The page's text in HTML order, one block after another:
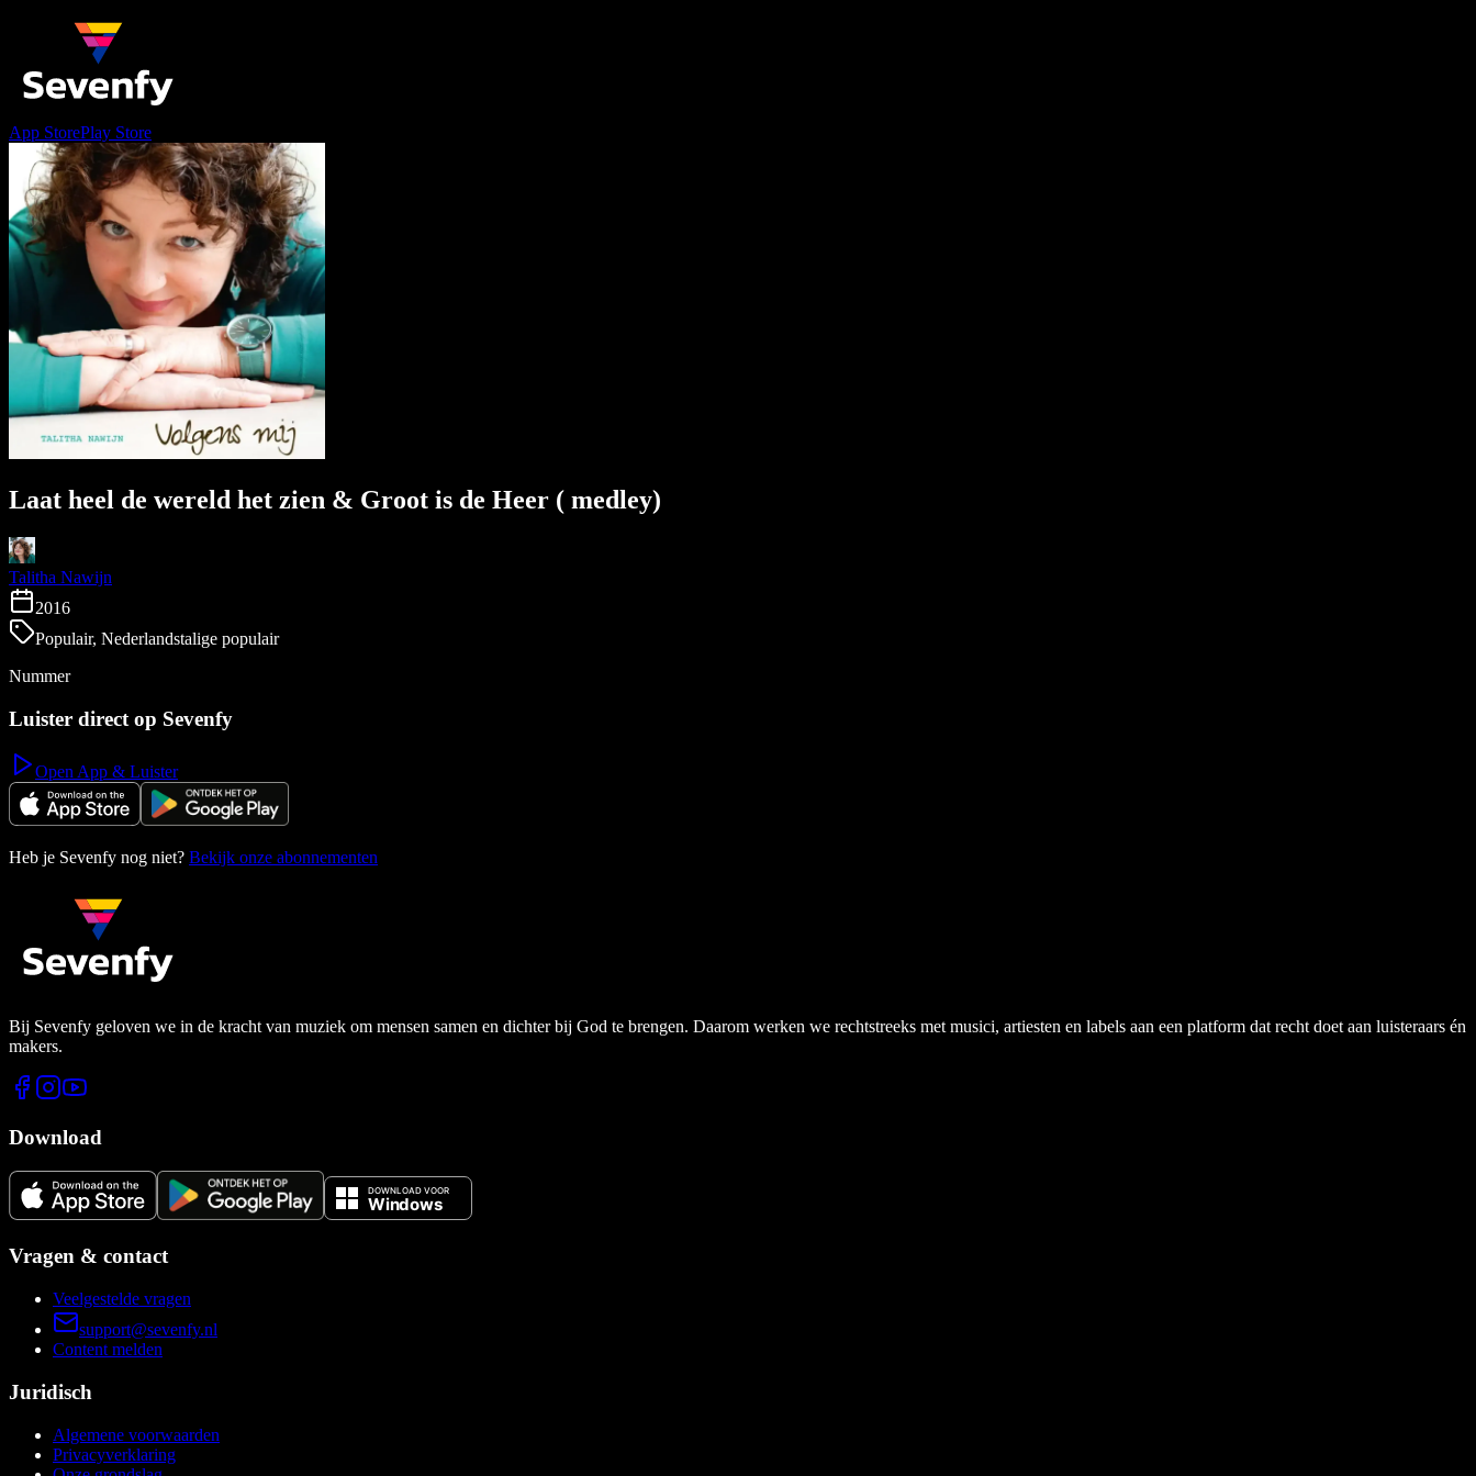
App StorePlay Store
Laat heel de wereld het zien & Groot is de Heer ( medley)
Talitha Nawijn
2016
Populair, Nederlandstalige populair
Nummer
Luister direct op Sevenfy
Open App & Luister
Heb je Sevenfy nog niet? Bekijk onze abonnementen
Bij Sevenfy geloven we in de kracht van muziek om mensen samen en dichter bij God te brengen. Daarom werken we rechtstreeks met musici, artiesten en labels aan een platform dat recht doet aan luisteraars én
makers.
Download
Vragen & contact
Veelgestelde vragen
support@sevenfy.nl
Content melden
Juridisch
Algemene voorwaarden
Privacyverklaring